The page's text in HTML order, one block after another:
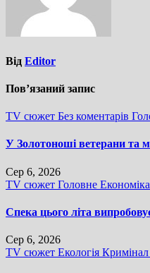
Від Editor
Пов’язаний запис
TV сюжет Без коментарів
У Золотоноші ветерани та
Сер 6, 2026
TV сюжет Головне Економіка
Спека цього літа
Сер 6, 2026
TV сюжет Екологія Кримінал